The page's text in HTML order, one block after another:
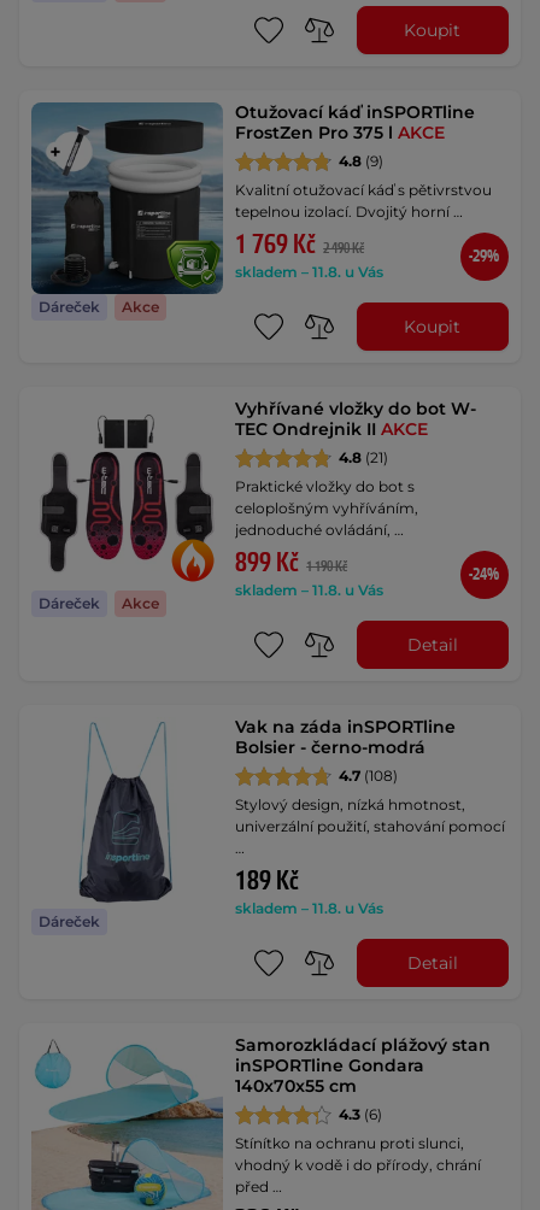
Koupit
Dáreček Akce
Otužovací káď inSPORTline
FrostZen Pro 375 lAKCE
4.8 (9)
Kvalitní otužovací káď s pětivrstvou
tepelnou izolací. Dvojitý horní …
1 769 Kč 2 490 Kč
skladem – 11.8. u Vás
-29%
Koupit
Dáreček Akce
Vyhřívané vložky do bot W-
TEC Ondrejnik IIAKCE
4.8 (21)
Praktické vložky do bot s
celoplošným vyhříváním,
jednoduché ovládání, …
899 Kč 1 190 Kč
skladem – 11.8. u Vás
-24%
Detail
Dáreček
Vak na záda inSPORTline
Bolsier - černo-modrá
4.7 (108)
Stylový design, nízká hmotnost,
univerzální použití, stahování pomocí
…
189 Kč
skladem – 11.8. u Vás
Detail
Samorozkládací plážový stan
inSPORTline Gondara
140x70x55 cm
4.3 (6)
Stínítko na ochranu proti slunci,
vhodný k vodě i do přírody, chrání
před …